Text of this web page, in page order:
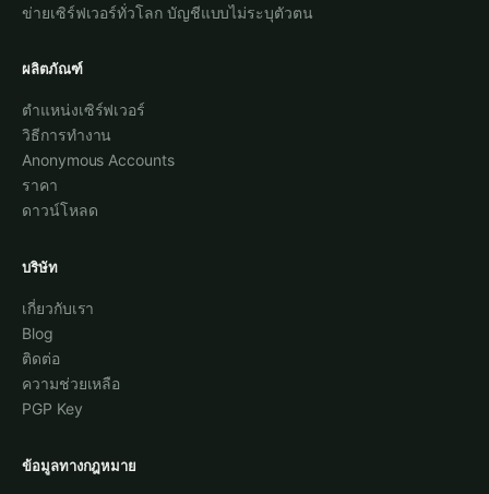
ข่ายเซิร์ฟเวอร์ทั่วโลก บัญชีแบบไม่ระบุตัวตน
ผลิตภัณฑ์
ตำแหน่งเซิร์ฟเวอร์
วิธีการทำงาน
Anonymous Accounts
ราคา
ดาวน์โหลด
บริษัท
เกี่ยวกับเรา
Blog
ติดต่อ
ความช่วยเหลือ
PGP Key
ข้อมูลทางกฎหมาย